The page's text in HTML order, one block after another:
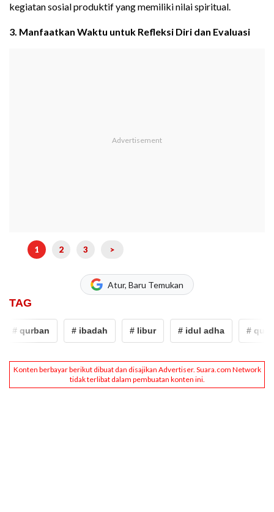
kegiatan sosial produktif yang memiliki nilai spiritual.
3. Manfaatkan Waktu untuk Refleksi Diri dan Evaluasi
1 2 3 >
Atur, Baru Temukan
TAG
# qurban # ibadah # libur # idul adha #